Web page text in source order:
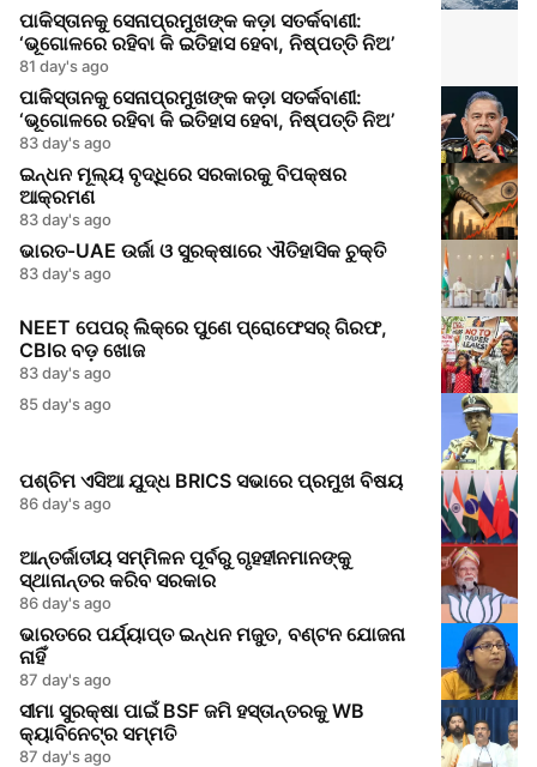
ପାକିସ୍ତାନକୁ ସେନାପ୍ରମୁଖଙ୍କ କଡ଼ା ସତର୍କବାଣୀ:
‘ଭୂଗୋଳରେ ରହିବା କି ଇତିହାସ ହେବା, ନିଷ୍ପତ୍ତି ନିଅ’
81 day's ago
ପାକିସ୍ତାନକୁ ସେନାପ୍ରମୁଖଙ୍କ କଡ଼ା ସତର୍କବାଣୀ:
‘ଭୂଗୋଳରେ ରହିବା କି ଇତିହାସ ହେବା, ନିଷ୍ପତ୍ତି ନିଅ’
83 day's ago
ଇନ୍ଧନ ମୂଲ୍ୟ ବୃଦ୍ଧିରେ ସରକାରକୁ ବିପକ୍ଷର
ଆକ୍ରମଣ
83 day's ago
ଭାରତ‑UAE ଉର୍ଜା ଓ ସୁରକ୍ଷାରେ ଐତିହାସିକ ଚୁକ୍ତି
83 day's ago
NEET ପେପର୍ ଲିକ୍‌ରେ ପୁଣେ ପ୍ରୋଫେସର୍‌ ଗିରଫ,
CBIର ବଡ଼ ଖୋଜ
83 day's ago
85 day's ago
ପଶ୍ଚିମ ଏସିଆ ଯୁଦ୍ଧ BRICS ସଭାରେ ପ୍ରମୁଖ ବିଷୟ
86 day's ago
ଆନ୍ତର୍ଜାତୀୟ ସମ୍ମିଳନ ପୂର୍ବରୁ ଗୃହହୀନମାନଙ୍କୁ
ସ୍ଥାନାନ୍ତର କରିବ ସରକାର
86 day's ago
ଭାରତରେ ପର୍ଯ୍ୟାପ୍ତ ଇନ୍ଧନ ମଜୁତ, ବଣ୍ଟନ ଯୋଜନା
ନାହିଁ
87 day's ago
ସୀମା ସୁରକ୍ଷା ପାଇଁ BSF ଜମି ହସ୍ତାନ୍ତରକୁ WB
କ୍ୟାବିନେଟ୍‌ର ସମ୍ମତି
87 day's ago